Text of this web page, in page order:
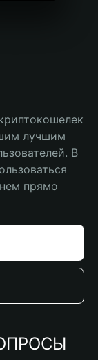
лучшим
В
прямо